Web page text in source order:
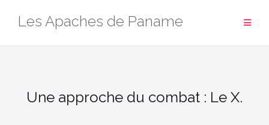
Les Apaches de Paname
Une approche du combat : Le X.